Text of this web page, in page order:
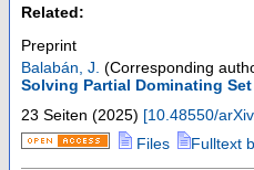
Related:
Preprint
Balabán, J. (Corresponding
Solving Partial Dominating
23 Seiten (2025) [10.48550/
Files
Fulltext